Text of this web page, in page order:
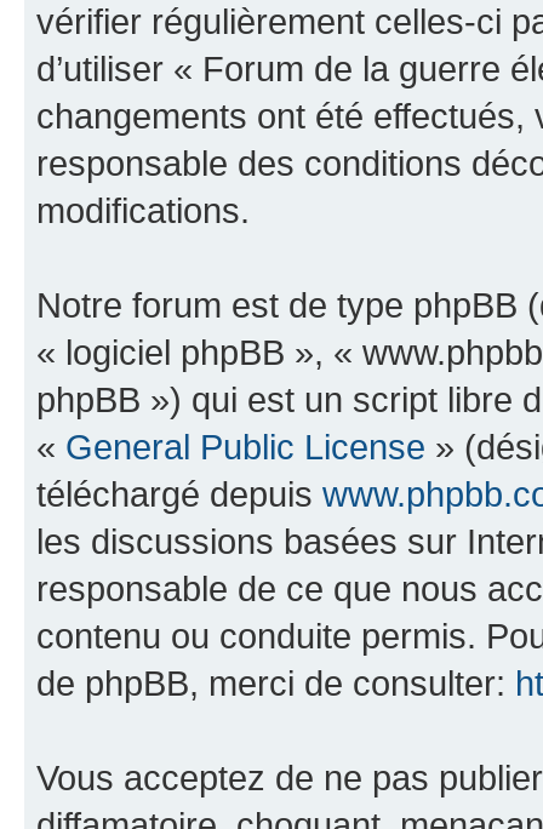
vérifier régulièrement celles-ci
d’utiliser « Forum de la guerre
changements ont été effectués,
responsable des conditions
modifications.
Notre forum est de type phpBB
« logiciel phpBB », «
phpBB ») qui est un script libre
« General Public License »
téléchargé depuis
les discussions basées sur
responsable de ce que nous
contenu ou conduite permis.
de phpBB, merci de consulter:
Vous acceptez de ne pas